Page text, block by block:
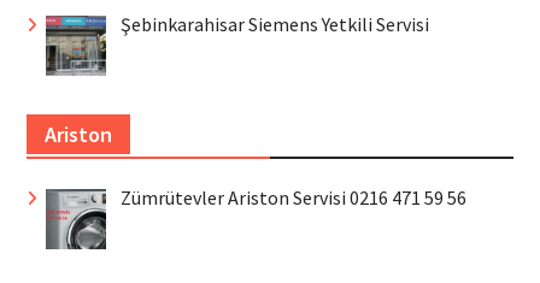
Şebinkarahisar Siemens Yetkili Servisi
Ariston
Zümrütevler Ariston Servisi 0216 471 59 56